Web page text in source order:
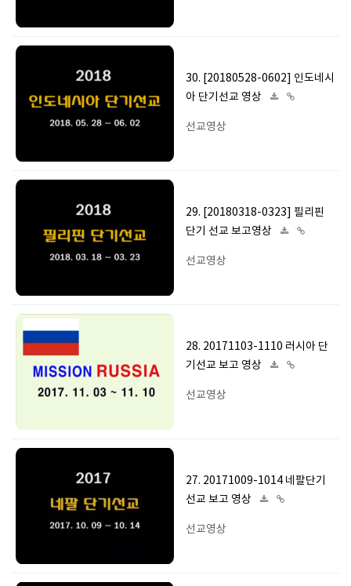
30. [20180528-0602] 인도네시
아 단기선교 영상
선교영상
29. [20180318-0323] 필리핀
단기 선교 보고영상
선교영상
28. 20171103-1110 러시아 단
기선교 보고 영상
선교영상
27. 20171009-1014 네팔단기
선교 보고 영상
선교영상